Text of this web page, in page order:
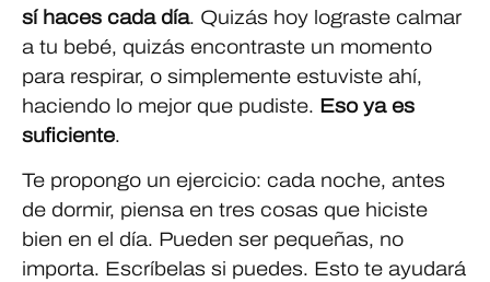
sí haces cada día. Quizás hoy lograste calmar
a tu bebé, quizás encontraste un momento
para respirar, o simplemente estuviste ahí,
haciendo lo mejor que pudiste. Eso ya es
suficiente.
Te propongo un ejercicio: cada noche, antes
de dormir, piensa en tres cosas que hiciste
bien en el día. Pueden ser pequeñas, no
importa. Escríbelas si puedes. Esto te ayudará